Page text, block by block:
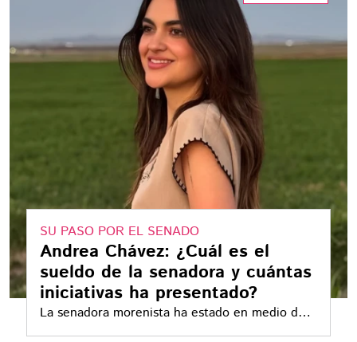
SU PASO POR EL SENADO
Andrea Chávez: ¿Cuál es el
sueldo de la senadora y cuántas
iniciativas ha presentado?
La senadora morenista ha estado en medio de
distintas polémicas, la última por una acusación